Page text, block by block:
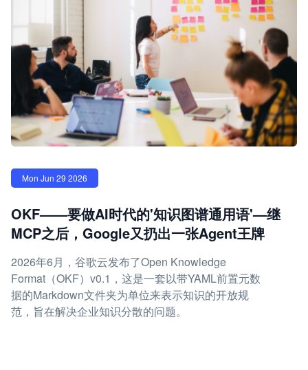
Mon Jun 29 2026
OKF——要做AI时代的'知识图谱通用语'—继
MCP之后，Google又扔出一张Agent王牌
2026年6月，谷歌云发布了Open Knowledge
Format（OKF）v0.1，这是一套以带YAML前置元数
据的Markdown文件夹为单位来表示知识的开放规
范，旨在解决企业知识分散的问题。